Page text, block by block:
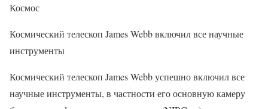
Космос
Космический телескоп James Webb включил все научные
инструменты
Космический телескоп James Webb успешно включил все
научные инструменты, в частности его основную камеру